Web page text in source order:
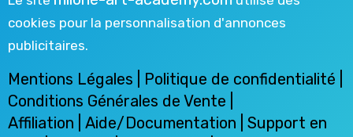
cookies pour la personnalisation d'annonces
publicitaires.
Mentions Légales Politique de confidentialité
Conditions Générales de Vente
Affiliation
Aide/Documentation
Support en